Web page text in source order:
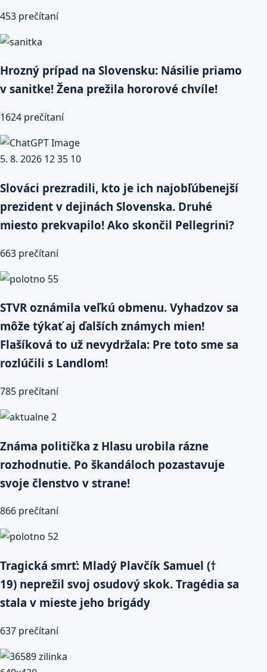
453 prečítaní
Hrozný prípad na Slovensku: Násilie priamo
v sanitke! Žena prežila hororové chvíle!
1624 prečítaní
Slováci prezradili, kto je ich najobľúbenejší
prezident v dejinách Slovenska. Druhé
miesto prekvapilo! Ako skončil Pellegrini?
663 prečítaní
STVR oznámila veľkú obmenu. Vyhadzov sa
môže týkať aj ďalších známych mien!
Flašíková to už nevydržala: Pre toto sme sa
rozlúčili s Landlom!
785 prečítaní
Známa politička z Hlasu urobila rázne
rozhodnutie. Po škandáloch pozastavuje
svoje členstvo v strane!
866 prečítaní
Tragická smrť: Mladý Plavčík Samuel (†
19) neprežil svoj osudový skok. Tragédia sa
stala v mieste jeho brigády
637 prečítaní